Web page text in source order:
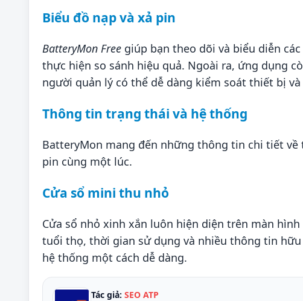
Biểu đồ nạp và xả pin
BatteryMon Free giúp bạn theo dõi và biểu diễn
thực hiện so sánh hiệu quả. Ngoài ra, ứng dụng
người quản lý có thể dễ dàng kiểm soát thiết bị
Thông tin trạng thái và hệ thống
BatteryMon mang đến những thông tin chi tiết
pin cùng một lúc.
Cửa sổ mini thu nhỏ
Cửa sổ nhỏ xinh xắn luôn hiện diện trên màn
tuổi thọ, thời gian sử dụng và nhiều thông tin hữu
hệ thống một cách dễ dàng.
Tác giả: SEO ATP